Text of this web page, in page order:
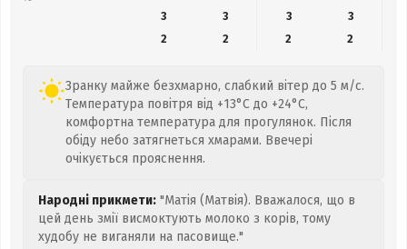
3
3 3
3
2
2 2 2
Зранку майже безхмарно, слабкий вітер до 5 м/с.
Температура повітря від +13°C до +24°C,
комфортна температура для прогулянок. Після
обіду небо затягнеться хмарами. Ввечері
очікується прояснення.
Народні прикмети: "Матія (Матвія). Вважалося, що в
цей день змії висмоктують молоко з корів, тому
худобу не виганяли на пасовище."